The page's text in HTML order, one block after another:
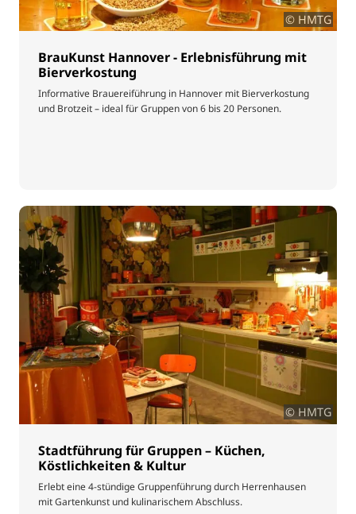
© HMTG
BrauKunst Hannover - Erlebnisführung mit
Bierverkostung
Informative Brauereiführung in Hannover mit Bierverkostung
und Brotzeit – ideal für Gruppen von 6 bis 20 Personen.
© HMTG
Stadtführung für Gruppen – Küchen,
Köstlichkeiten & Kultur
Erlebt eine 4-stündige Gruppenführung durch Herrenhausen
mit Gartenkunst und kulinarischem Abschluss.